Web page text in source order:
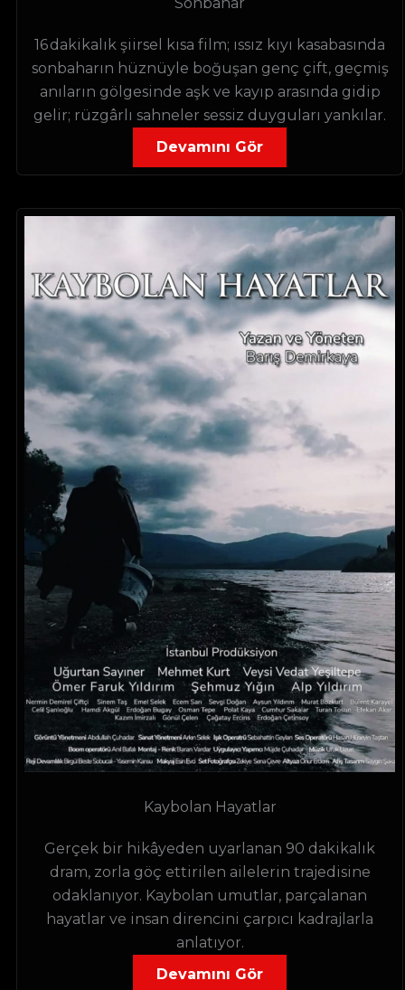
16 dakikalık şiirsel kısa film; ıssız kıyı kasabasında
sonbaharın hüznüyle boğuşan genç çift, geçmiş
anıların gölgesinde aşk ve kayıp arasında gidip
gelir; rüzgârlı sahneler sessiz duyguları yankılar.
Devamını Gör
Kaybolan Hayatlar
Gerçek bir hikâyeden uyarlanan 90 dakikalık
dram, zorla göç ettirilen ailelerin trajedisine
odaklanıyor. Kaybolan umutlar, parçalanan
hayatlar ve insan direncini çarpıcı kadrajlarla
anlatıyor.
Devamını Gör